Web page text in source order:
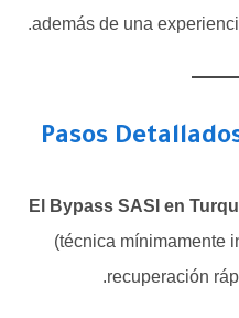
además de una
Pasos
El Bypass SASI en
(técnica mínimamente
recuperación